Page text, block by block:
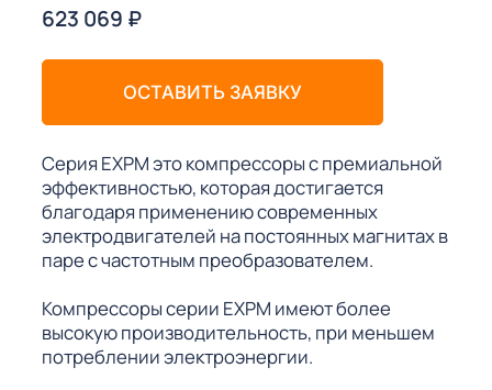
623 069 ₽
ОСТАВИТЬ ЗАЯВКУ
Серия EXPM это компрессоры с премиальной
эффективностью, которая достигается
благодаря применению современных
электродвигателей на постоянных магнитах в
паре с частотным преобразователем.
Компрессоры серии EXPM имеют более
высокую производительность, при меньшем
потреблении электроэнергии.